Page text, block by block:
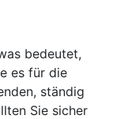
bedeutet,
es für die
ständig
Sie sicher